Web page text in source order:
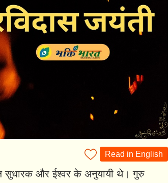
Read in English
सुधारक और ईश्वर के अनुयायी थे। गुरु